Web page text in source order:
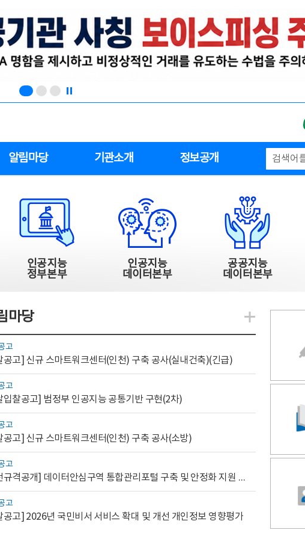
알림마당 기관소개 정보공개
인공지능
정부본부
인공지능
데이터본부
공공지능
데이터본부
기
마당
고
공고] 신규 스마트워크센터(인천) 구축 공사(실내건축)(긴급)
고
입찰공고] 범정부 인공지능 공통기반 구현(2차)
고
공고] 신규 스마트워크센터(인천) 구축 공사(소방)
고
[사전규격공개] 데이터안심구역 통합관리포털 구축 및 안정화 지원 사업 위탁감리
고
공고] 2026년 국민비서 서비스 확대 및 개선 개인정보 영향평가
알림관련 더보기